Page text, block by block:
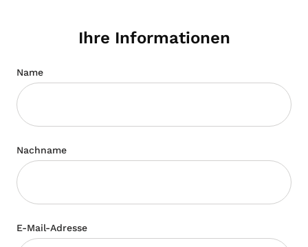
Ihre Informationen
Name
Nachname
E-Mail-Adresse